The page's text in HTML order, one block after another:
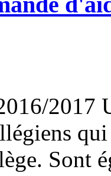
2017
Sont